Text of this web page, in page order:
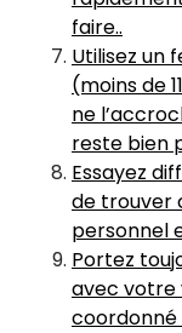
faire..
Utilisez un
(moins de
ne
reste bien
Essayez
de trouver
personnel
Portez
avec votre
coordonné